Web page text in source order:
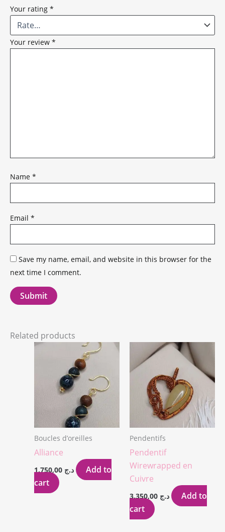
Your rating *
Your review *
Name *
Email *
Save my name, email, and website in this browser for the
next time I comment.
Related products
Boucles d’oreilles
Alliance
د.ج
Add to
cart
Pendentifs
Pendentif
Wirewrapped en
Cuivre
د.ج
Add to
cart